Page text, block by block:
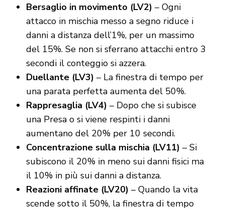
Bersaglio in movimento (LV2) – Ogni
attacco in mischia messo a segno riduce i
danni a distanza dell’1%, per un massimo
del 15%. Se non si sferrano attacchi entro 3
secondi il conteggio si azzera.
Duellante (LV3) – La finestra di tempo per
una parata perfetta aumenta del 50%.
Rappresaglia (LV4) – Dopo che si subisce
una Presa o si viene respinti i danni
aumentano del 20% per 10 secondi.
Concentrazione sulla mischia (LV11) – Si
subiscono il 20% in meno sui danni fisici ma
il 10% in più sui danni a distanza.
Reazioni affinate (LV20) – Quando la vita
scende sotto il 50%, la finestra di tempo